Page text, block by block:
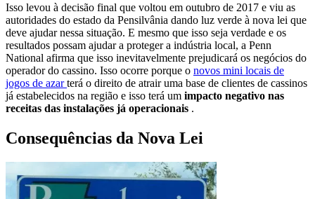
Isso levou à decisão final que voltou em outubro de 2017 e viu as
autoridades do estado da Pensilvânia dando luz verde à nova lei que
deve ajudar nessa situação. E mesmo que isso seja verdade e os
resultados possam ajudar a proteger a indústria local, a Penn
National afirma que isso inevitavelmente prejudicará os negócios do
operador do cassino. Isso ocorre porque o novos mini locais de
jogos de azarterá o direito de atrair uma base de clientes de cassinos
já estabelecidos na região e isso terá um impacto negativo nas
receitas das instalações já operacionais .
Consequências da Nova Lei